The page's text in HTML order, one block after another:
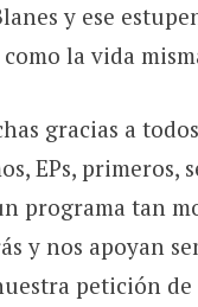
y ese
la vida
gracias a
EPs,
programa tan
y nos apoyan
petición de